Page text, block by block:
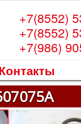
+7(8552)
+7(8552)
+7(986)